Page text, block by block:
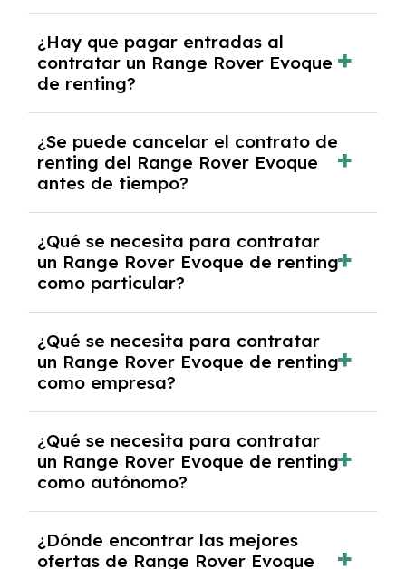
Rover Evoque con el seguro a todo riesgo sin
franquicia incluido dentro de las cuotas
mensuales.
¿Hay que pagar entradas al
contratar un Range Rover Evoque
de renting?
tendrás que pagar ningún tipo de entrada
salvo en casos que lo exija el proveedor
debido al resultado del estudio de viabilidad
económica.
¿Se puede cancelar el contrato de
renting del Range Rover Evoque
antes de tiempo?
pero puede haber penalizaciones por
cancelación anticipada. Es importante revisar
las condiciones del contrato y hablar con un
experto que te asesore.
¿Qué se necesita para contratar
un Range Rover Evoque de renting
como particular?
y, en algunos casos, una consulta de solvencia
crediticia y un pago inicial.
¿Qué se necesita para contratar
un Range Rover Evoque de renting
como empresa?
documentación financiera y, en algunos
casos, un informe de solvencia de la empresa
y un pago inicial.
¿Qué se necesita para contratar
un Range Rover Evoque de renting
como autónomo?
autónomos, justificante de ingresos y, en
¿Dónde encontrar las mejores
ofertas de Range Rover Evoque